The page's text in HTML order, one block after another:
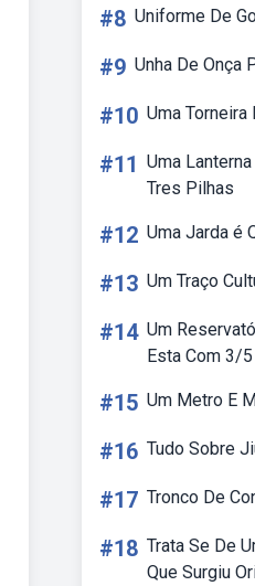
#8 Uniforme De
#9 Unha De Onça
#10 Uma Torneira
#11 Uma
Tres Pilhas
#12 Uma Jarda é
#13 Um Traço
#14 Um
Esta Com 3/5
#15 Um Metro E
#16 Tudo Sobre
#17 Tronco De
#18 Trata Se De
Que Surgiu